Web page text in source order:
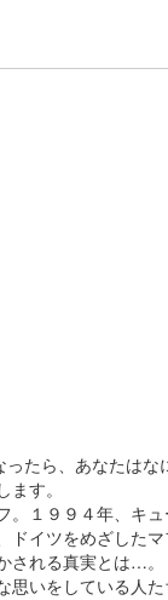
たら、あなたは
す。
１９９４年、キ
イツをめざしたマ
される真実とは…。
いをしている人